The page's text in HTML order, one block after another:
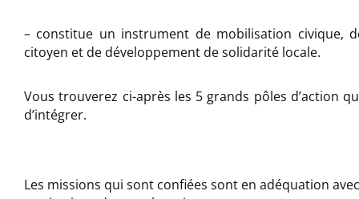
– constitue un instrument de mobilisation civique,
citoyen et de développement de solidarité locale.
Vous trouverez ci-après les 5 grands pôles d’action
d’intégrer.
Les missions qui sont confiées sont en adéquation